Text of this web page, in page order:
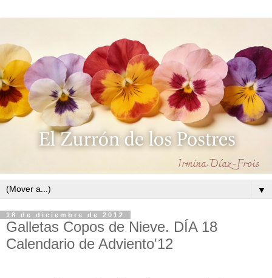
▼
18 de diciembre de 2012
Galletas Copos de Nieve. DÍA 18
Calendario de Adviento'12